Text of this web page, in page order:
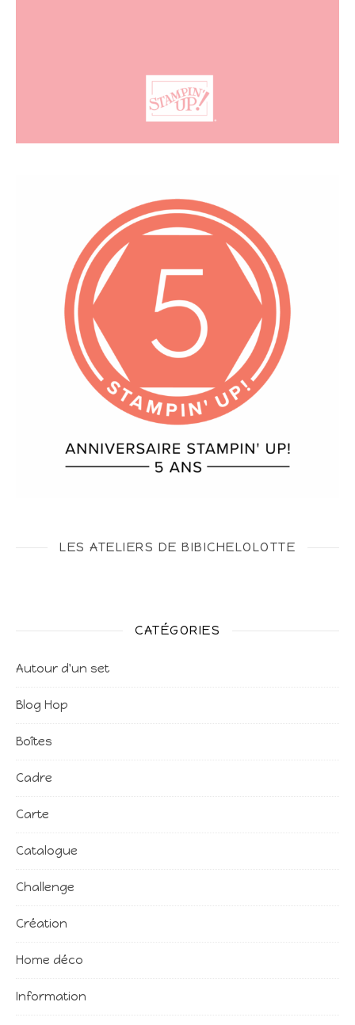
LES ATELIERS DE BIBICHELOLOTTE
CATÉGORIES
Autour d'un set
Blog Hop
Boîtes
Cadre
Carte
Catalogue
Challenge
Création
Home déco
Information